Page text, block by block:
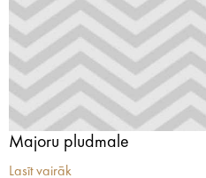
Majoru pludmale
Lasīt vairāk